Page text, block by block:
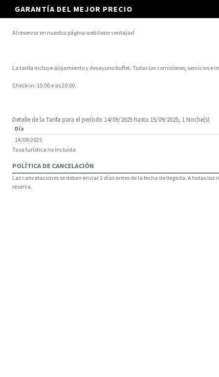
GARANTÍA DEL MEJOR PRECIO
Al reservar en nuestra página web tiene ventajas!
La tarifa incluye alojamiento y desayuno buffet. Todas las comisiones, servicios e
Check-in: 15:00 e as 20:00.
Detalle de la Tarifa para el período 14/09/2025 hasta 15/09/2025, 1 Noche(s)
Día
14/09/2025
Tasa turística no incluida
POLÍTICA DE CANCELACIÓN
Las cancelaciones se deben enviar 2 días antes de la fecha de llegada. A todas
reserva.